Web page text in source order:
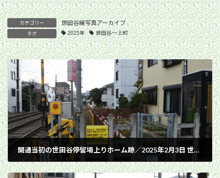
カテゴリー 世田谷線写真アーカイブ
タグ 2025年 世田谷〜上町
開通当初の世田谷停留場上りホーム跡／2025年2月3日 世田谷〜上町間
2025年2月3日